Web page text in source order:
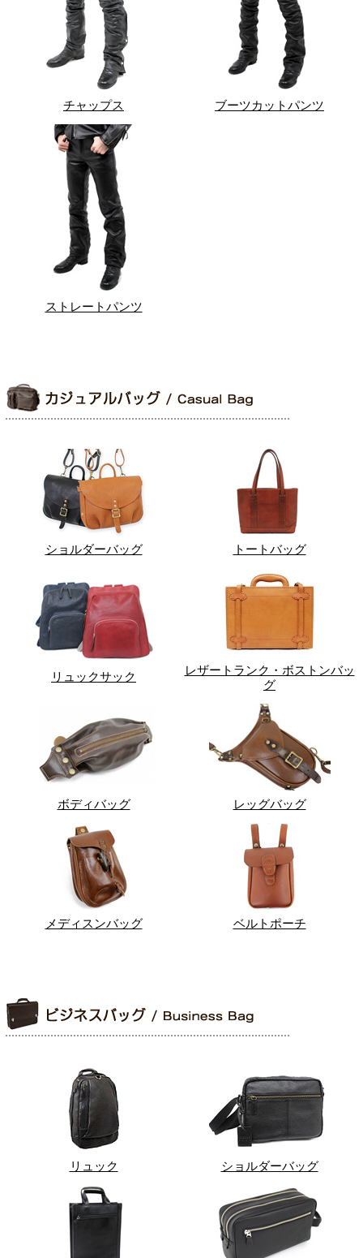
チャップス ブーツカットパンツ
ストレートパンツ
ショルダーバッグ トートバッグ
リュックサック
レザートランク・ボストンバッ
グ
ボディバッグ レッグバッグ
メディスンバッグ ベルトポーチ
リュック ショルダーバッグ